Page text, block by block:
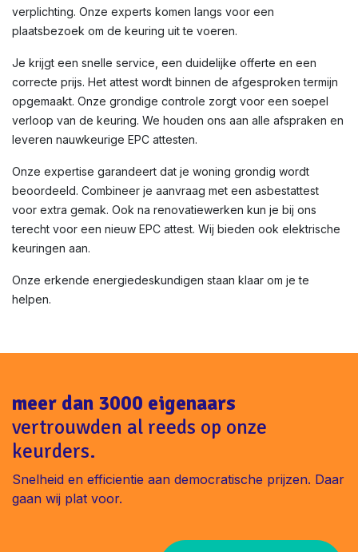
verplichting. Onze experts komen langs voor een
plaatsbezoek om de keuring uit te voeren.
Je krijgt een snelle service, een duidelijke offerte en een
correcte prijs. Het attest wordt binnen de afgesproken termijn
opgemaakt. Onze grondige controle zorgt voor een soepel
verloop van de keuring. We houden ons aan alle afspraken en
leveren nauwkeurige EPC attesten.
Onze expertise garandeert dat je woning grondig wordt
beoordeeld. Combineer je aanvraag met een asbestattest
voor extra gemak. Ook na renovatiewerken kun je bij ons
terecht voor een nieuw EPC attest. Wij bieden ook elektrische
keuringen aan.
Onze erkende energiedeskundigen staan klaar om je te
helpen.
meer dan 3000 eigenaars
vertrouwden al reeds op onze
keurders.
Snelheid en efficientie aan democratische prijzen. Daar
gaan wij plat voor.